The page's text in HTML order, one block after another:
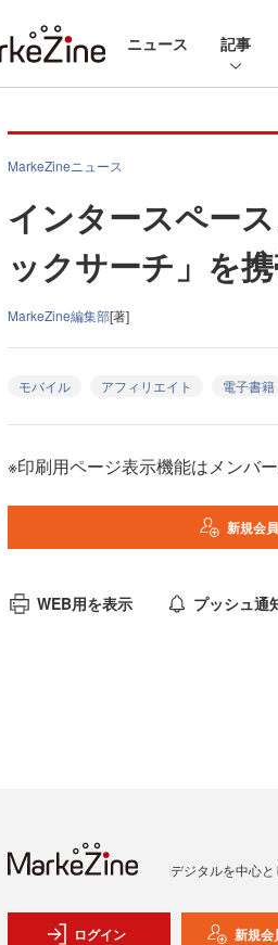
ニュース 記事
MarkeZineニュース
インタースペー
ックサーチ」を
MarkeZine編集部[著]
モバイル アフィリエイト 電子書籍
※印刷用ページ表示機能はメンバ
新規会
WEB用を表示 プッシュ通
デジタルを中心
ログイン 新規会